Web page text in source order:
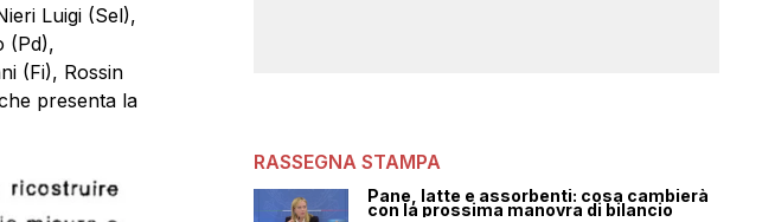
Luigi (Sel),
(Pd),
(Fi), Rossin
presenta la
RASSEGNA STAMPA
Pane, latte e assorbenti: cosa cambierà
con la prossima manovra di bilancio